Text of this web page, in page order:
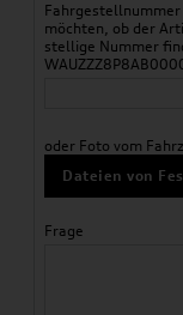
möchten, ob der
stellige Nummer
oder Foto vom
Dateien von
Frage